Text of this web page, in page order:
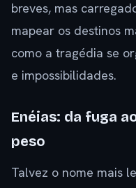
breves, mas
mapear os destinos
como a tragédia se
e impossibilidades.
Enéias: da fuga
peso
Talvez o nome mais